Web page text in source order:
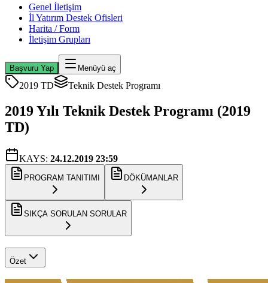
Genel İletişim
İl Yatırım Destek Ofisleri
Harita / Form
İletişim Grupları
Başvuru Yap Menüyü aç
2019 TD Teknik Destek Programı
2019 Yılı Teknik Destek Programı (2019
TD)
KAYS: 24.12.2019 23:59
PROGRAM TANITIMI DÖKÜMANLAR
SIKÇA SORULAN SORULAR
Özet